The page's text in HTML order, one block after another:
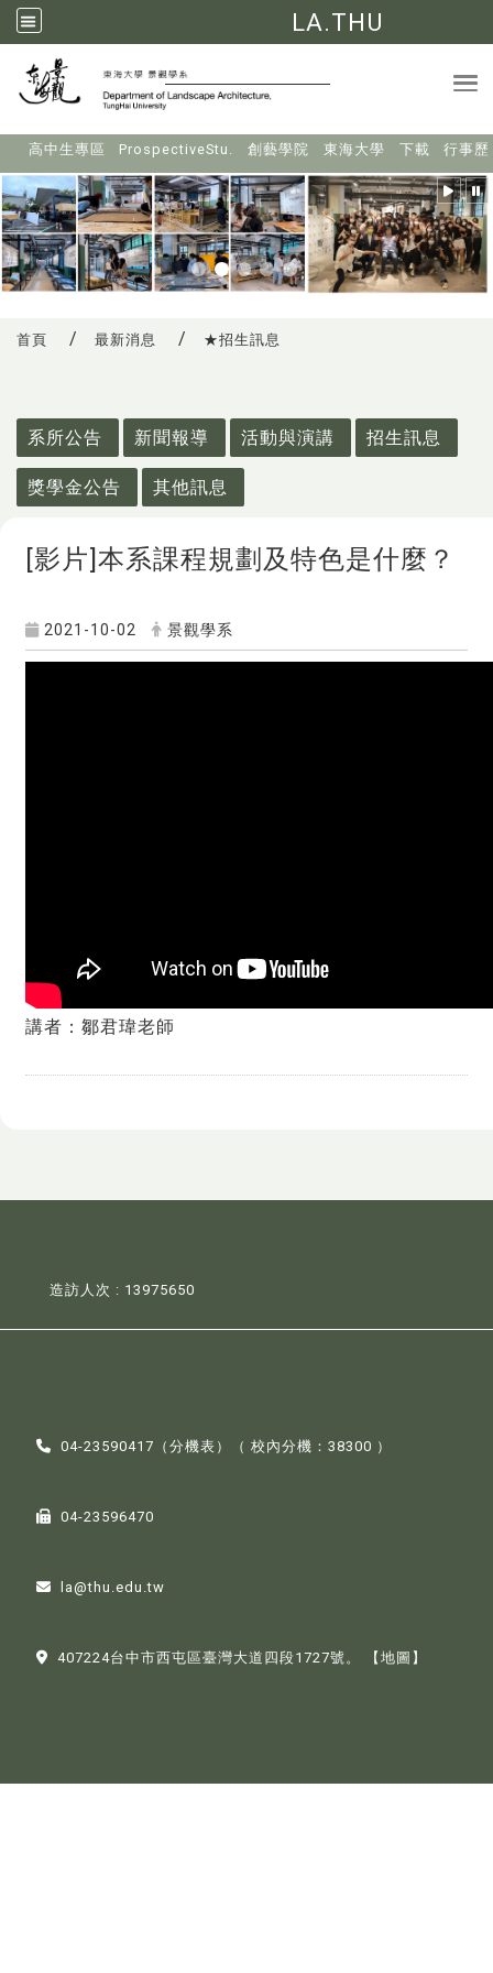
LA.THU
高中生專區 ProspectiveStu. 創藝學院 東海大學 下載 行事歷
首頁 最新消息 ★招生訊息
系所公告
新聞報導 活動與演講 招生訊息
獎學金公告 其他訊息
[影片]本系課程規劃及特色是什麼？
2021-10-02 景觀學系
講者：鄒君瑋老師
造訪人次 : 13975650
04-23590417（分機表 ）（ 校內分機：38300 ）
04-23596470
la@thu.edu.tw
407224台中市西屯區臺灣大道四段1727號。 【地圖】